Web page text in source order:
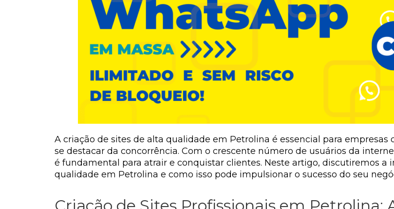
A criação de sites de alta qualidade em Petrolina é essencial para
se destacar da concorrência. Com o crescente número de usuários da
é fundamental para atrair e conquistar clientes. Neste artigo, discutiremos
qualidade em Petrolina e como isso pode impulsionar o sucesso do seu